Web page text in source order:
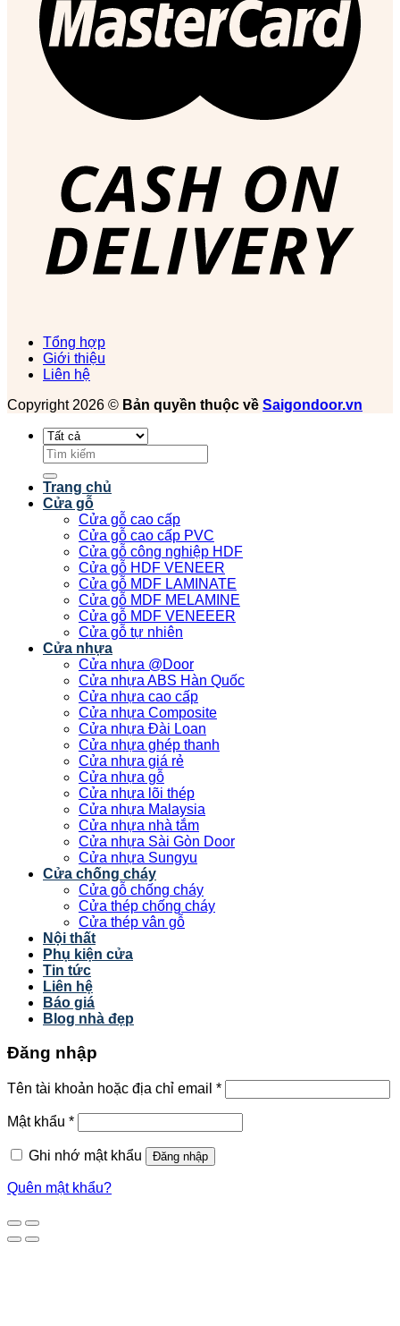
Tổng hợp
Giới thiệu
Liên hệ
Copyright 2026 © Bản quyền thuộc về Saigondoor.vn
Tìm
kiếm:
Trang chủ
Cửa gỗ
Cửa gỗ cao cấp
Cửa gỗ cao cấp PVC
Cửa gỗ công nghiệp HDF
Cửa gỗ HDF VENEER
Cửa gỗ MDF LAMINATE
Cửa gỗ MDF MELAMINE
Cửa gỗ MDF VENEEER
Cửa gỗ tự nhiên
Cửa nhựa
Cửa nhựa @Door
Cửa nhựa ABS Hàn Quốc
Cửa nhựa cao cấp
Cửa nhựa Composite
Cửa nhựa Đài Loan
Cửa nhựa ghép thanh
Cửa nhựa giá rẻ
Cửa nhựa gỗ
Cửa nhựa lõi thép
Cửa nhựa Malaysia
Cửa nhựa nhà tắm
Cửa nhựa Sài Gòn Door
Cửa nhựa Sungyu
Cửa chống cháy
Cửa gỗ chống cháy
Cửa thép chống cháy
Cửa thép vân gỗ
Nội thất
Phụ kiện cửa
Tin tức
Liên hệ
Báo giá
Blog nhà đẹp
Đăng nhập
Tên tài khoản hoặc địa chỉ email *
Mật khẩu *
Ghi nhớ mật khẩu Đăng nhập
Quên mật khẩu?